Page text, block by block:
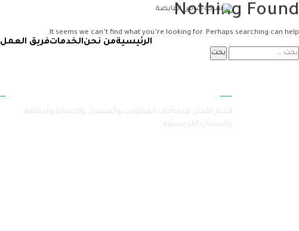
الرئيسيةمن نحنالخدماتفريق العمل
Nothing Found
It seems we can’t find what you’re looking for. Perhaps searching can help.
الخيار الأمثل لاحتياجات المقاولات والتشغيل والصيانة والنظافة
والخدمات اللوجستية